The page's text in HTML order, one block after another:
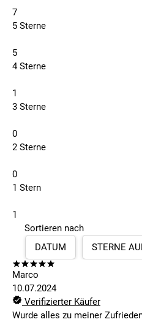
7
5 Sterne
5
4 Sterne
1
3 Sterne
0
2 Sterne
0
1 Stern
1
Sortieren nach
DATUM
STERNE
Marco
10.07.2024
Verifizierter Käufer
Wurde alles zu meiner